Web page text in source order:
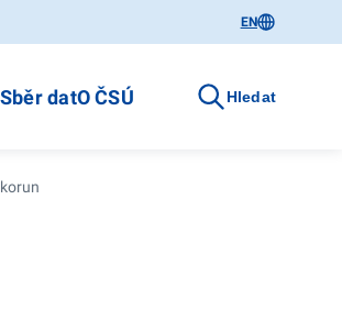
EN
Sběr datO ČSÚ Hledat